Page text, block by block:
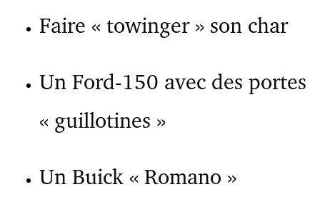
Faire « towinger » son char
Un Ford-150 avec des portes
« guillotines »
Un Buick « Romano »